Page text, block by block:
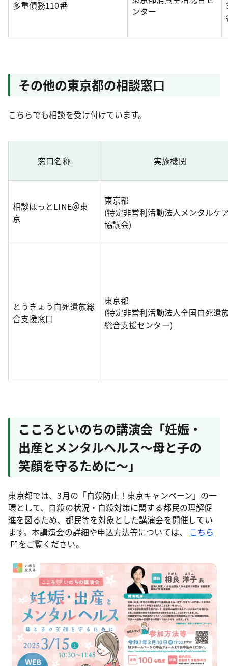
多重債務110番
ンター
その他の東京都の相談窓口
こちらでも相談を受け付けています。
窓口名称 実施機関
相談ほっとLINE＠東
京
東京都
(特定非営利活動法人メンタルケ
協議会)
とうきょう自死遺族総
合支援窓口
東京都
(特定非営利活動法人全国自死遺
総合支援センター)
こころといのちの講演会「妊娠・
出産とメンタルヘルス～母と子の
笑顔を守るために～」
東京都では、3月の「自殺防止！東京キャンペーン」の一
環として、自殺の状況・自殺対策に関する都民の理解促
進を図るため、都民等を対象とした講演会を開催してい
ます。本講演会の詳細や申込方法等については、 こちら
をご覧ください。